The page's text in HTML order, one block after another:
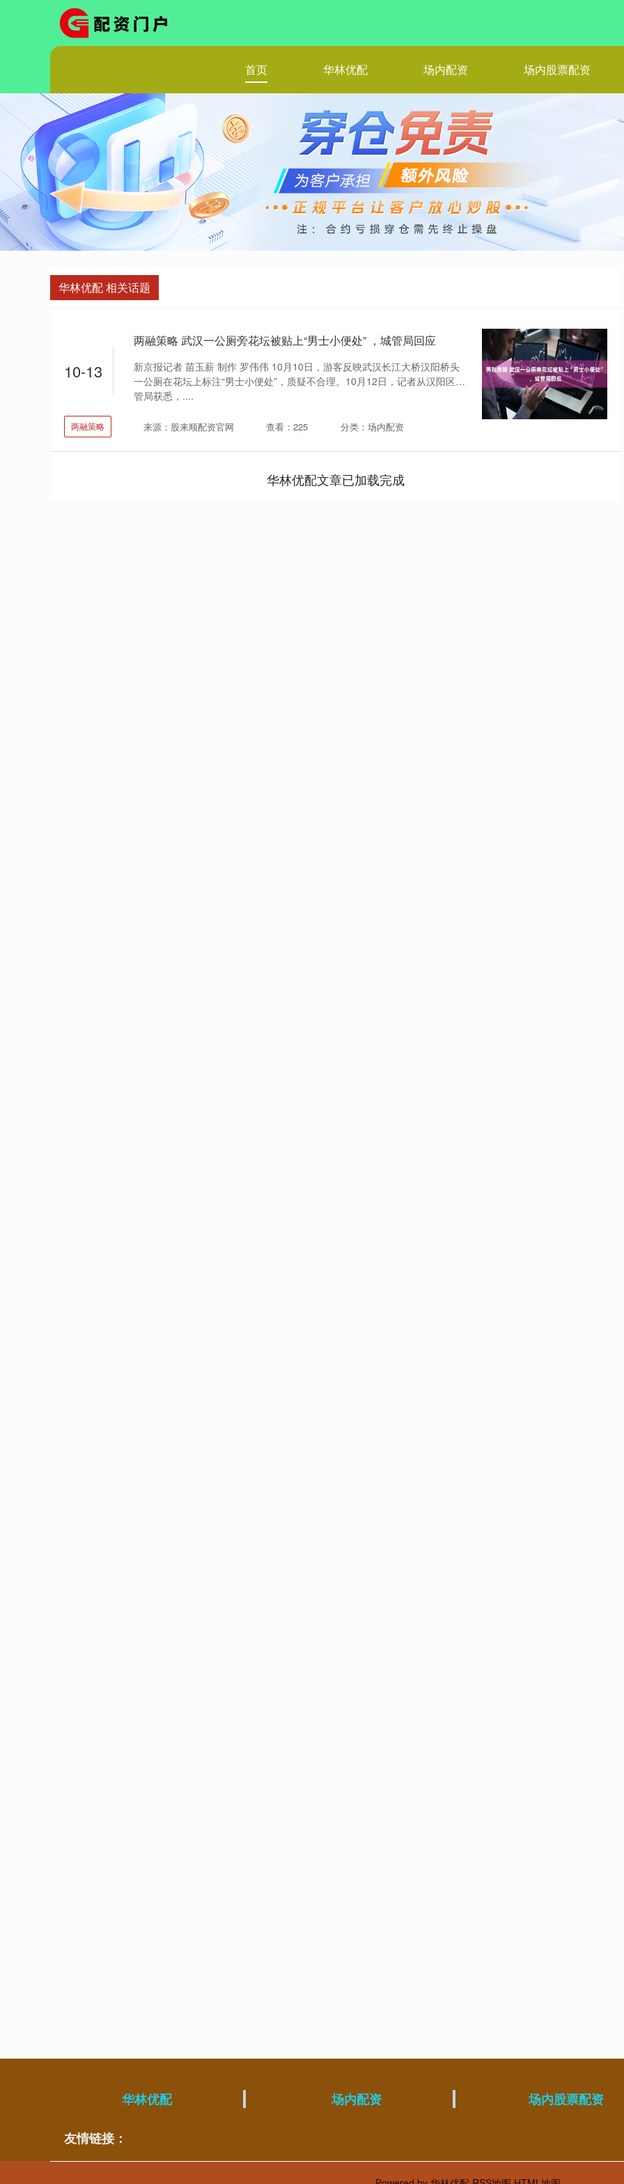
首页 华林优配 场内配资 场内股票配资
华林优配 相关话题
10-13
两融策略 武汉一公厕旁花坛被贴上“男士小便处” ，城管局回应
新京报记者 苗玉薪 制作 罗伟伟 10月10日，游客反映武汉长江大桥汉阳桥头
一公厕在花坛上标注“男士小便处”，质疑不合理。10月12日，记者从汉阳区城
管局获悉，....
两融策略 来源：股来顺配资官网 查看：225 分类：场内配资
华林优配文章已加载完成
华林优配 场内配资 场内股票配资
友情链接：